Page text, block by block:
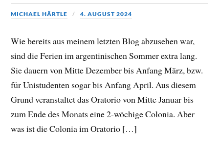
MICHAEL HÄRTLE 4. AUGUST 2024
Wie bereits aus meinem letzten Blog abzusehen war,
sind die Ferien im argentinischen Sommer extra lang.
Sie dauern von Mitte Dezember bis Anfang März, bzw.
für Unistudenten sogar bis Anfang April. Aus diesem
Grund veranstaltet das Oratorio von Mitte Januar bis
zum Ende des Monats eine 2-wöchige Colonia. Aber
was ist die Colonia im Oratorio […]